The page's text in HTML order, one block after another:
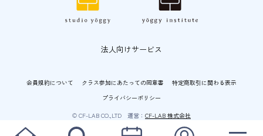
法人向けサービス
会員規約について クラス参加にあたっての同意書
特定商取引に関わる表示
プライバシーポリシー
© CF-LAB CO.,LTD 運営： CF-LAB 株式会社